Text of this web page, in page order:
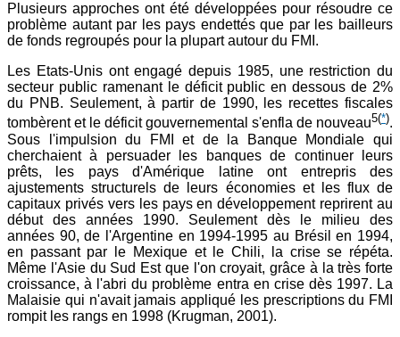
Plusieurs approches ont été développées pour résoudre ce
problème autant par les pays endettés que par les bailleurs
de fonds regroupés pour la plupart autour du FMI.
Les Etats-Unis ont engagé depuis 1985, une restriction du
secteur public ramenant le déficit public en dessous de 2%
du PNB. Seulement, à partir de 1990, les recettes fiscales
tombèrent et le déficit gouvernemental s'enfla de nouveau5(*).
Sous l'impulsion du FMI et de la Banque Mondiale qui
cherchaient à persuader les banques de continuer leurs
prêts, les pays d'Amérique latine ont entrepris des
ajustements structurels de leurs économies et les flux de
capitaux privés vers les pays en développement reprirent au
début des années 1990. Seulement dès le milieu des
années 90, de l'Argentine en 1994-1995 au Brésil en 1994,
en passant par le Mexique et le Chili, la crise se répéta.
Même l'Asie du Sud Est que l'on croyait, grâce à la très forte
croissance, à l'abri du problème entra en crise dès 1997. La
Malaisie qui n'avait jamais appliqué les prescriptions du FMI
rompit les rangs en 1998 (Krugman, 2001).